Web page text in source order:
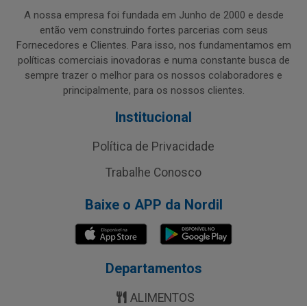
A nossa empresa foi fundada em Junho de 2000 e desde
então vem construindo fortes parcerias com seus
Fornecedores e Clientes. Para isso, nos fundamentamos em
políticas comerciais inovadoras e numa constante busca de
sempre trazer o melhor para os nossos colaboradores e
principalmente, para os nossos clientes.
Institucional
Política de Privacidade
Trabalhe Conosco
Baixe o APP da Nordil
Departamentos
ALIMENTOS